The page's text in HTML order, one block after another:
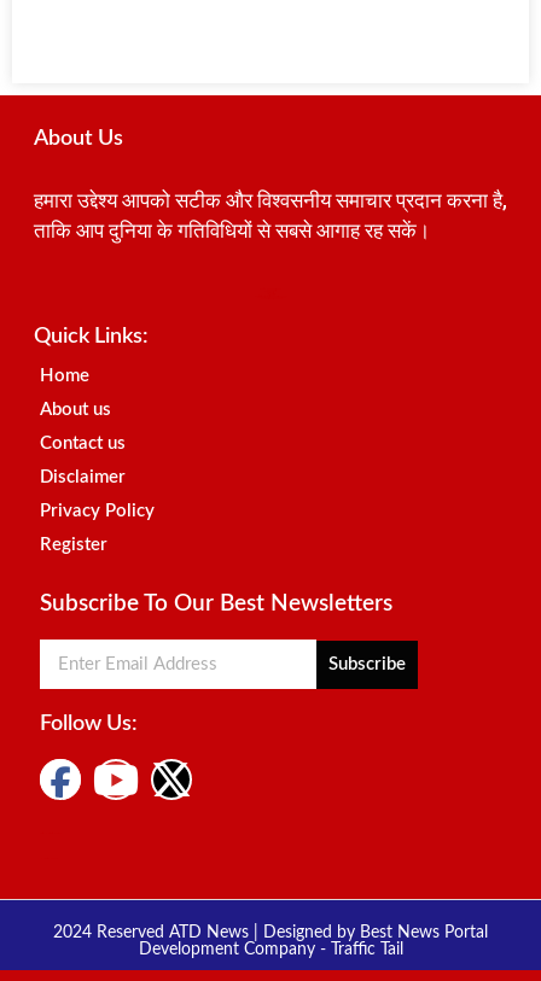
About Us
हमारा उद्देश्य आपको सटीक और विश्वसनीय समाचार प्रदान करना है,
ताकि आप दुनिया के गतिविधियों से सबसे आगाह रह सकें।
Quick Links:
Home
About us
Contact us
Disclaimer
Privacy Policy
Register
Subscribe To Our Best Newsletters
Subscribe
Follow Us:
2024 Reserved ATD News | Designed by Best News Portal
Development Company- Traffic Tail